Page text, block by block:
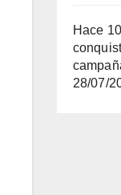
Hace
28/07/